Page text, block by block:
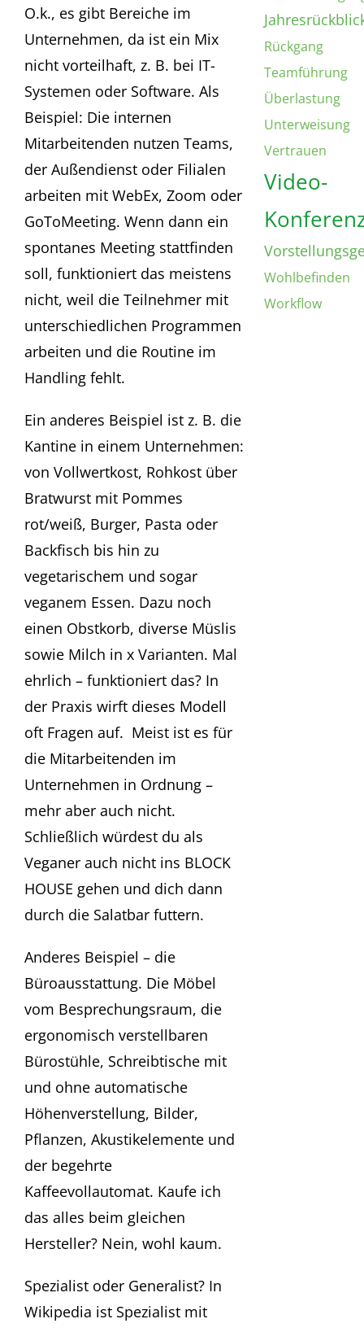
O.k., es gibt Bereiche im
Unternehmen, da ist ein Mix
nicht vorteilhaft, z. B. bei IT-
Systemen oder Software. Als
Beispiel: Die internen
Mitarbeitenden nutzen Teams,
der Außendienst oder Filialen
arbeiten mit WebEx, Zoom oder
GoToMeeting. Wenn dann ein
spontanes Meeting stattfinden
soll, funktioniert das meistens
nicht, weil die Teilnehmer mit
unterschiedlichen Programmen
arbeiten und die Routine im
Handling fehlt.
Ein anderes Beispiel ist z. B. die
Kantine in einem Unternehmen:
von Vollwertkost, Rohkost über
Bratwurst mit Pommes
rot/weiß, Burger, Pasta oder
Backfisch bis hin zu
vegetarischem und sogar
veganem Essen. Dazu noch
einen Obstkorb, diverse Müslis
sowie Milch in x Varianten. Mal
ehrlich – funktioniert das? In
der Praxis wirft dieses Modell
oft Fragen auf. Meist ist es für
die Mitarbeitenden im
Unternehmen in Ordnung –
mehr aber auch nicht.
Schließlich würdest du als
Veganer auch nicht ins BLOCK
HOUSE gehen und dich dann
durch die Salatbar futtern.
Anderes Beispiel – die
Büroausstattung. Die Möbel
vom Besprechungsraum, die
ergonomisch verstellbaren
Bürostühle, Schreibtische mit
und ohne automatische
Höhenverstellung, Bilder,
Pflanzen, Akustikelemente und
der begehrte
Kaffeevollautomat. Kaufe ich
das alles beim gleichen
Hersteller? Nein, wohl kaum.
Spezialist oder Generalist? In
Wikipedia ist Spezialist mit
Rückgang
Teamführung
Überlastung
Unterweisung
Vertrauen
Video-
Wohlbefinden
Workflow